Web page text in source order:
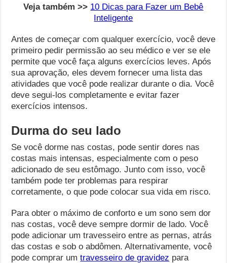
Veja também >> 10 Dicas para Fazer um Bebê
Inteligente
Antes de começar com qualquer exercício, você deve
primeiro pedir permissão ao seu médico e ver se ele
permite que você faça alguns exercícios leves. Após
sua aprovação, eles devem fornecer uma lista das
atividades que você pode realizar durante o dia. Você
deve segui-los completamente e evitar fazer
exercícios intensos.
Durma do seu lado
Se você dorme nas costas, pode sentir dores nas
costas mais intensas, especialmente com o peso
adicionado de seu estômago. Junto com isso, você
também pode ter problemas para respirar
corretamente, o que pode colocar sua vida em risco.
Para obter o máximo de conforto e um sono sem dor
nas costas, você deve sempre dormir de lado. Você
pode adicionar um travesseiro entre as pernas, atrás
das costas e sob o abdômen. Alternativamente, você
pode comprar umtravesseiro de gravidez para